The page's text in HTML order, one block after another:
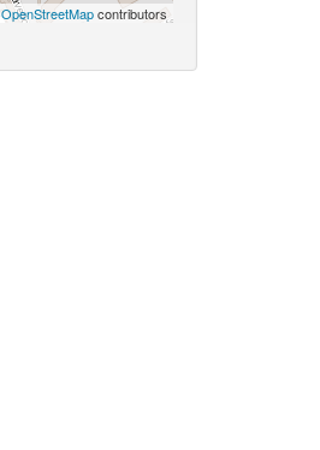
OpenStreetMapcontributors